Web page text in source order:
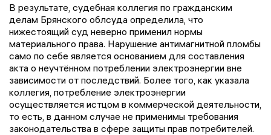
В результате, судебная коллегия по гражданским
делам Брянского облсуда определила, что
нижестоящий суд неверно применил нормы
материального права. Нарушение антимагнитной пломбы
само по себе является основанием для составления
акта о неучтённом потреблении электроэнергии вне
зависимости от последствий. Более того, как указала
коллегия, потребление электроэнергии
осуществляется истцом в коммерческой деятельности,
то есть, в данном случае не применимы требования
законодательства в сфере защиты прав потребителей.